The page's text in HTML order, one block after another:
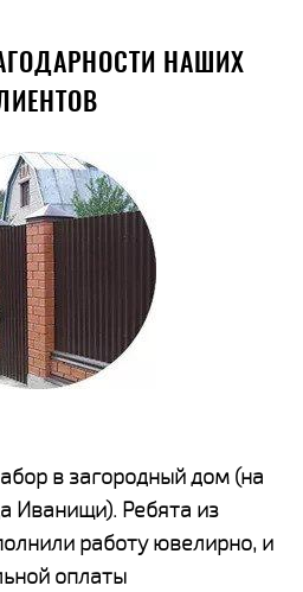
НАШИХ
в загородный дом (на
Иванищи). Ребята из
работу ювелирно, и
оплаты